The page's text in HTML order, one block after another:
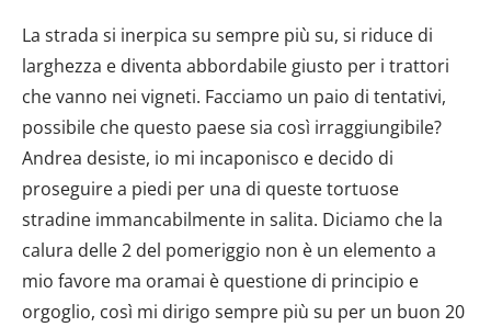
La strada si inerpica su sempre più su, si riduce di
larghezza e diventa abbordabile giusto per i trattori
che vanno nei vigneti. Facciamo un paio di tentativi,
possibile che questo paese sia così irraggiungibile?
Andrea desiste, io mi incaponisco e decido di
proseguire a piedi per una di queste tortuose
stradine immancabilmente in salita. Diciamo che la
calura delle 2 del pomeriggio non è un elemento a
mio favore ma oramai è questione di principio e
orgoglio, così mi dirigo sempre più su per un buon 20